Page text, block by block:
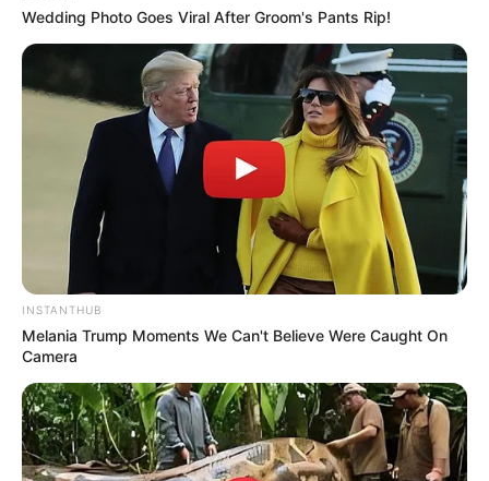
Wedding Photo Goes Viral After Groom's Pants Rip!
INSTANTHUB
Melania Trump Moments We Can't Believe Were Caught On
Camera